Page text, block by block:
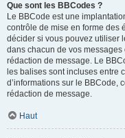
Que sont les BBCodes ?
Le BBCode est une
contrôle de mise en forme des
décider si vous pouvez utiliser
dans chacun de vos
rédaction de message. Le
les balises sont incluses entre
d’informations sur le BBCode,
rédaction de message.
Haut